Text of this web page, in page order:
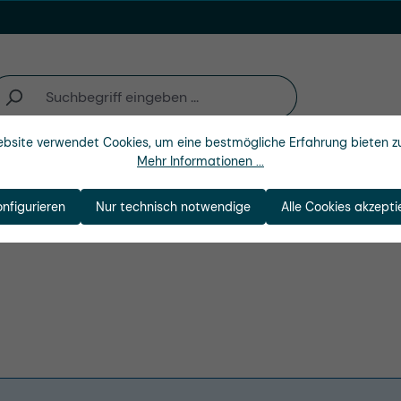
GmbH
verwendet Cookies, um eine bestmögliche Erfahrung bieten
Mehr Informationen ...
Nur technisch notwendige Alle Cookies